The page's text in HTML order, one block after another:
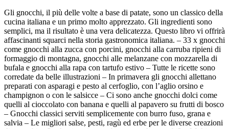
Gli gnocchi, il più delle volte a base di patate, sono un classico della
cucina italiana e un primo molto apprezzato. Gli ingredienti sono
semplici, ma il risultato è una vera delicatezza. Questo libro vi offrirà
affascinanti squarci nella storia gastronomica italiana. – 33 x gnocchi
come gnocchi alla zucca con porcini, gnocchi alla carruba ripieni di
formaggio di montagna, gnocchi alle melanzane con mozzarella di
bufala e gnocchi alla rapa con tartufo estivo – Tutte le ricette sono
corredate da belle illustrazioni – In primavera gli gnocchi allettano
preparati con asparagi e pesto al cerfoglio, con l’aglio orsino e
champignon o con le salsicce – Ci sono anche gnocchi dolci come
quelli al cioccolato con banana e quelli al papavero su frutti di bosco
– Gnocchi classici serviti semplicemente con burro fuso, grana e
salvia – Le migliori salse, pesti, ragù ed erbe per le diverse creazioni